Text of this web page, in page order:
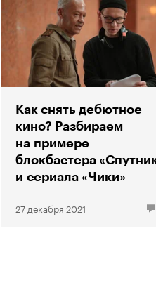
Как снять дебютное
кино? Разбираем
на примере
блокбастера
и сериала «Чики»
27 декабря 2021